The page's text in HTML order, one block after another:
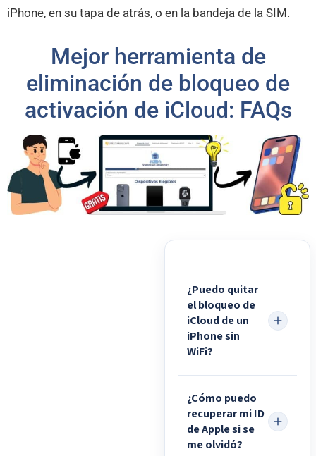
iPhone, en su tapa de atrás, o en la bandeja de la SIM.
Mejor herramienta de
eliminación de bloqueo de
activación de iCloud: FAQs
¿Puedo quitar
el bloqueo de
iCloud de un
iPhone sin
WiFi?
¿Cómo puedo
recuperar mi ID
de Apple si se
me olvidó?